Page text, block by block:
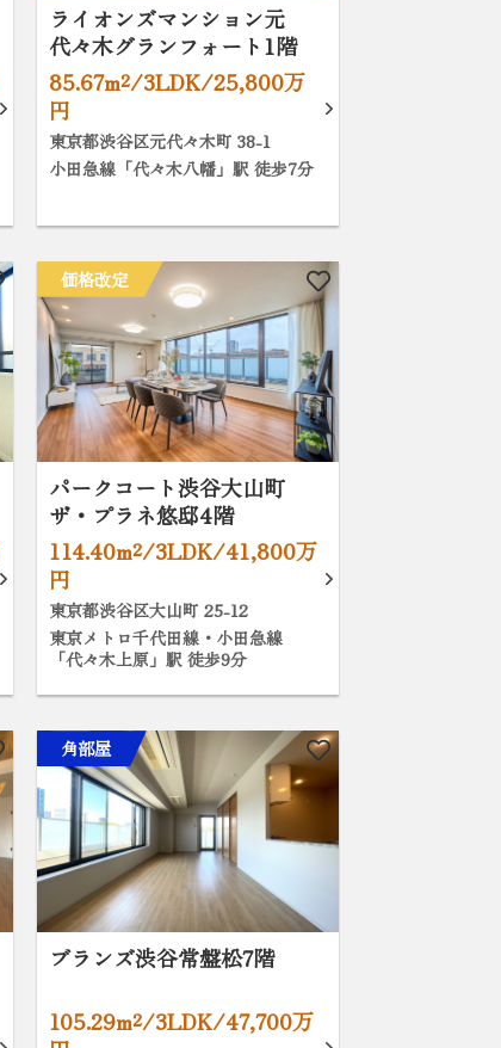
ライオンズマンション元
代々木グランフォート1階
85.67m²/3LDK/25,800万
円
東京都渋谷区元代々木町 38-1
小田急線「代々木八幡」駅 徒歩7分
価格改定
パークコート渋谷大山町
ザ・プラネ悠邸4階
114.40m²/3LDK/41,800万
円
東京都渋谷区大山町 25-12
東京メトロ千代田線・小田急線
「代々木上原」駅 徒歩9分
角部屋
ブランズ渋谷常盤松7階
105.29m²/3LDK/47,700万